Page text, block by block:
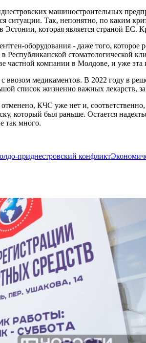
машиностроительных
ситуации. Так, непонятно, по каким
Эстонии, которая является страной ЕС.
оборудования - даже того,
Республиканской стоматологической
частной компании в Молдове, и уже
ввозом медикаментов. В 2022 году в
список жизненно важных лекарств,
КЧС уже нет и,
который был раньше. Остается
так много.
приднестровский конфликт